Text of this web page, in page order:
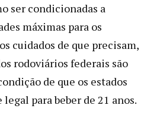
ser condicionadas a
máximas para os
cuidados de que precisam,
rodoviários federais são
de que os estados
para beber de 21 anos.